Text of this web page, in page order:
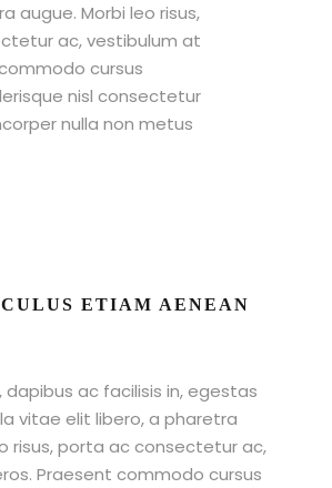
augue. Morbi leo risus,
ac, vestibulum at
cursus
nisl consectetur
nulla non metus
ETIAM AENEAN
dapibus ac facilisis in, egestas
vitae elit libero, a pharetra
risus, porta ac consectetur ac,
Praesent commodo cursus